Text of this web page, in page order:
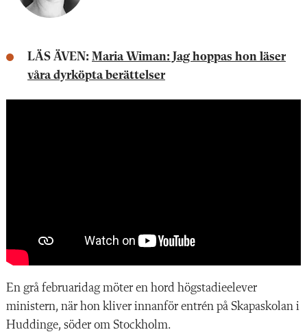
LÄS ÄVEN: Maria Wiman: Jag hoppas hon läser
våra dyrköpta berättelser
En grå februaridag möter en hord högstadieelever
ministern, när hon kliver innanför entrén på Skapaskolan i
Huddinge, söder om Stockholm.